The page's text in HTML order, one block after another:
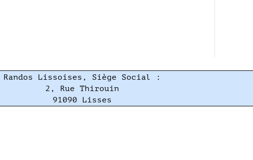
Randos Lissoises, Siège Social :
2, Rue Thirouin
91090 Lisses